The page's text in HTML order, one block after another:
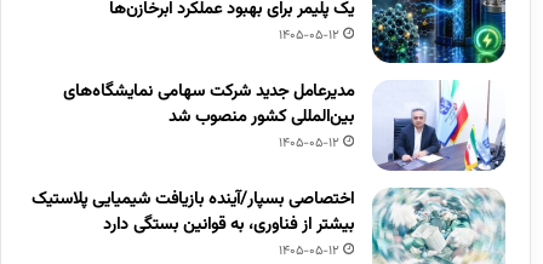
یک پلیمر برای بهبود عملکرد ابرخازن‌ها
1405-05-12
مدیرعامل جدید شرکت سهامی نمایشگاه‌های
بین‌المللی کشور منصوب شد
1405-05-12
اختصاصی بسپار/آینده بازیافت شیمیایی پلاستیک
بیشتر از فناوری، به قوانین بستگی دارد
1405-05-12